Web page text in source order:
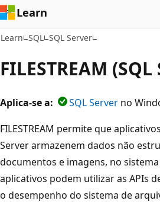
Learn
Learn SQL SQL Server
FILESTREAM
Aplica-se a: SQL Server no
FILESTREAM permite que
Server armazenem dados não
documentos e imagens, no
aplicativos podem utilizar as APIs
o desempenho do sistema de